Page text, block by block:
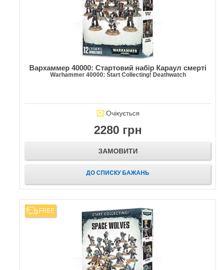
Вархаммер 40000: Стартовий набір Караул смерті
Warhammer 40000: Start Collecting! Deathwatch
Очікується
2280 грн
ЗАМОВИТИ
ДО СПИСКУ БАЖАНЬ
FREE